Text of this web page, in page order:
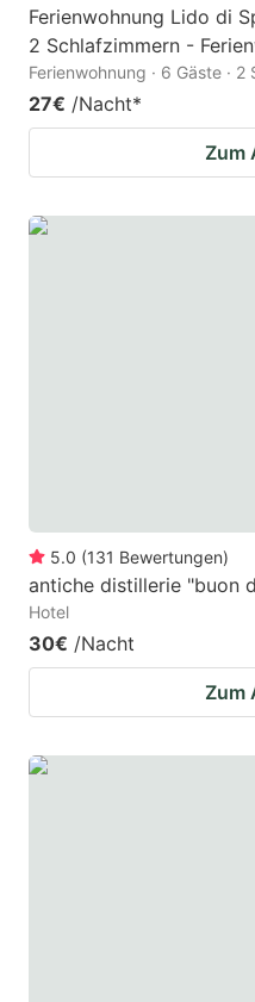
Ferienwohnung Lido di
2 Schlafzimmern -
Ferienwohnung · 6 Gäste ·
27€ /Nacht*
Zum
5.0 (131 Bewertungen)
antiche distillerie "buon
Hotel
30€ /Nacht
Zum